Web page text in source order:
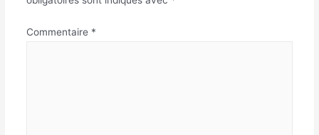
Commentaire *